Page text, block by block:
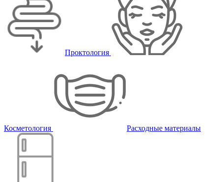
Проктология
Косметология Расходные материалы